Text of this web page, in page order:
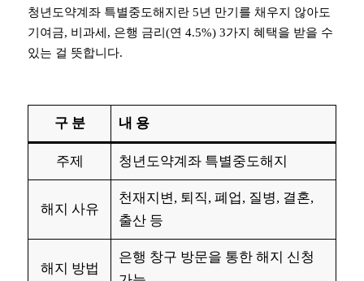
청년도약계좌 특별중도해지란 5년 만기를 채우지 않아도
기여금, 비과세, 은행 금리(연 4.5%) 3가지 혜택을 받을 수
있는 걸 뜻합니다.
구 분 내 용
주제 청년도약계좌 특별중도해지
해지 사유
천재지변, 퇴직, 폐업, 질병, 결혼,
출산 등
해지 방법
은행 창구 방문을 통한 해지 신청